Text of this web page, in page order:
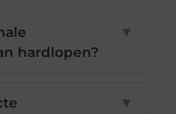
hardlopen?
▼
▼